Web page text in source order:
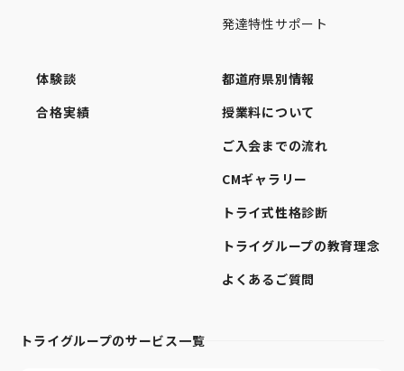
発達特性サポート
体験談
合格実績
都道府県別情報
授業料について
ご入会までの流れ
CMギャラリー
トライ式性格診断
トライグループの教育理念
よくあるご質問
トライグループのサービス一覧